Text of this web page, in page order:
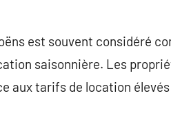
est souvent considéré
saisonnière. Les
aux tarifs de location